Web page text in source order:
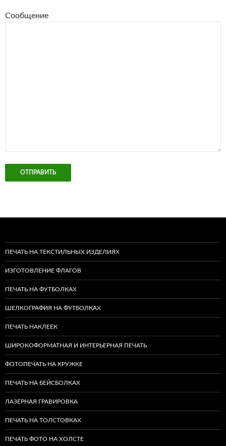
Сообщение
ПЕЧАТЬ НА ТЕКСТИЛЬНЫХ ИЗДЕЛИЯХ
ИЗГОТОВЛЕНИЕ ФЛАГОВ
ПЕЧАТЬ НА ФУТБОЛКАХ
ШЕЛКОГРАФИЯ НА ФУТБОЛКАХ
ПЕЧАТЬ НАКЛЕЕК
ШИРОКОФОРМАТНАЯ И ИНТЕРЬЕРНАЯ ПЕЧАТЬ
ФОТОПЕЧАТЬ НА КРУЖКЕ
ПЕЧАТЬ НА БЕЙСБОЛКАХ
ЛАЗЕРНАЯ ГРАВИРОВКА
ПЕЧАТЬ НА ТОЛСТОВКАХ
ПЕЧАТЬ ФОТО НА ХОЛСТЕ